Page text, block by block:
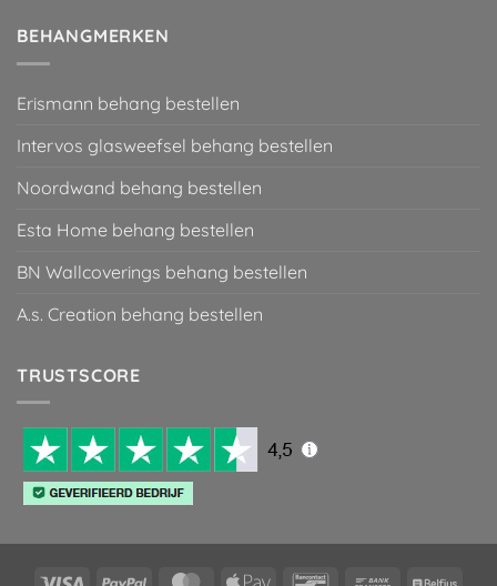
BEHANGMERKEN
Erismann behang bestellen
Intervos glasweefsel behang bestellen
Noordwand behang bestellen
Esta Home behang bestellen
BN Wallcoverings behang bestellen
A.s. Creation behang bestellen
TRUSTSCORE
Visa PayPal MasterCard
Apple BancontactBank